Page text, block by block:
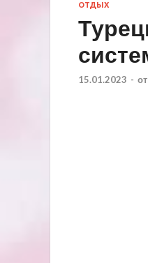
ОТДЫХ
15.01.2023 - от